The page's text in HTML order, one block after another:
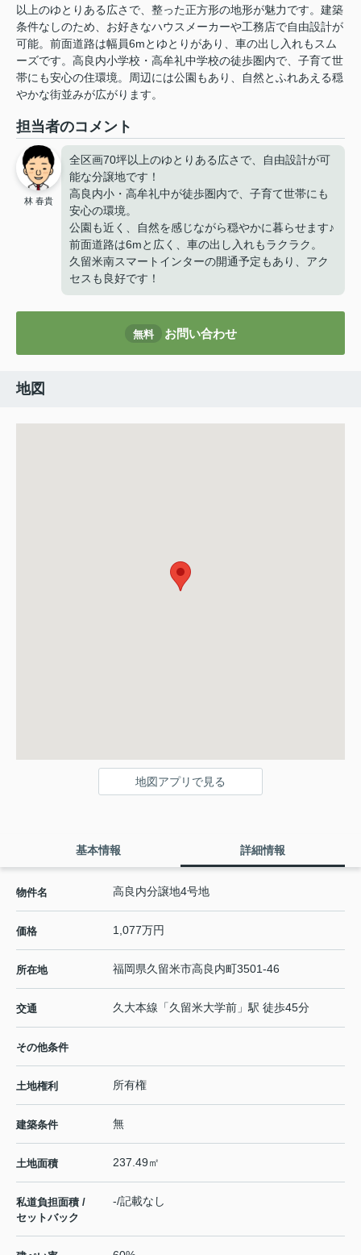
以上のゆとりある広さで、整った正方形の地形が魅力です。建築
条件なしのため、お好きなハウスメーカーや工務店で自由設計が
可能。前面道路は幅員6mとゆとりがあり、車の出し入れもスム
ーズです。高良内小学校・高牟礼中学校の徒歩圏内で、子育て世
帯にも安心の住環境。周辺には公園もあり、自然とふれあえる穏
やかな街並みが広がります。
担当者のコメント
林 春貴
全区画70坪以上のゆとりある広さで、自由設計が可
能な分譲地です！
高良内小・高牟礼中が徒歩圏内で、子育て世帯にも
安心の環境。
公園も近く、自然を感じながら穏やかに暮らせます♪
前面道路は6mと広く、車の出し入れもラクラク。
久留米南スマートインターの開通予定もあり、アク
セスも良好です！
無料 お問い合わせ
地図
地図アプリで見る
基本情報 詳細情報
物件名 高良内分譲地4号地
価格 1,077万円
所在地 福岡県久留米市高良内町3501-46
交通 久大本線 「久留米大学前 」駅 徒歩45分
その他条件
土地権利 所有権
建築条件 無
土地面積 237.49㎡
私道負担面積 /
セットバック
-/記載なし